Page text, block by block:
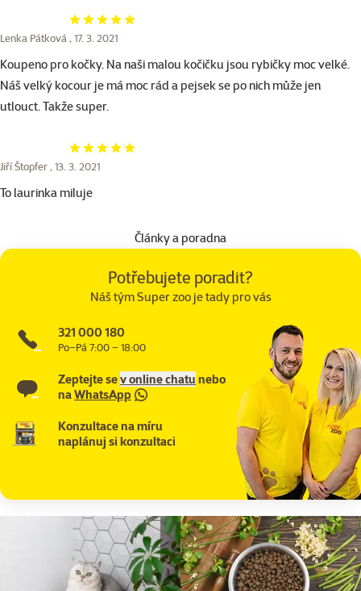
Hodnocení 100%
Lenka Pátková , 17. 3. 2021
Koupeno pro kočky. Na naši malou kočičku jsou rybičky moc velké.
Náš velký kocour je má moc rád a pejsek se po nich může jen
utlouct. Takže super.
Hodnocení 100%
Jiří Štopfer , 13. 3. 2021
To laurinka miluje
Články a poradna
Potřebujete poradit?
Náš tým Super zoo je tady pro vás
321 000 180
Po–Pá 7:00 – 18:00
Zeptejte sev online chatunebo
naWhatsApp
Konzultace na míru
naplánuj si konzultaci